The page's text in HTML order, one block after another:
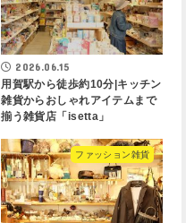
2026.06.15
用賀駅から徒歩約10分|キッチン
雑貨からおしゃれアイテムまで
揃う雑貨店「isetta」
ファッション雑貨